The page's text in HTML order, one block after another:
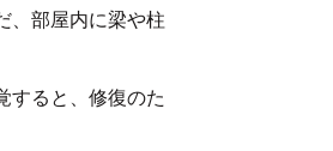
、部屋内に梁や柱
すると、修復のた